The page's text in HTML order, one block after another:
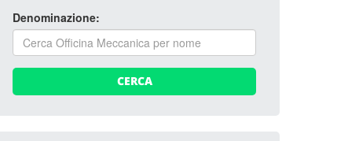
Denominazione:
CERCA